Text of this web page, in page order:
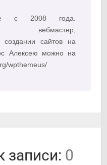
с 2008 года.
вебмастер,
сайтов на
Алексею можно на
wpthemeus/
записи: 0